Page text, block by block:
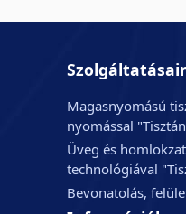
Magasnyomású
nyomással
Üveg és
technológiával
Bevonatolás,